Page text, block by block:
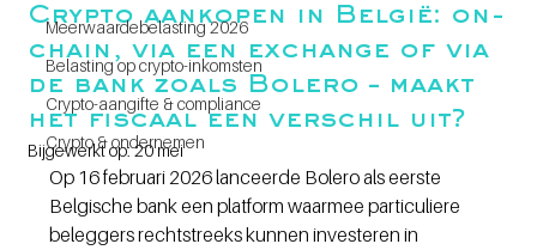
Meerwaardebelasting 2026
Belasting op crypto-inkomsten
Crypto-aangifte & compliance
Crypto & ondernemen
Crypto aankopen in België: on-
chain, via een exchange of via
de bank zoals Bolero – maakt
het fiscaal een verschil uit?
Bijgewerkt op:20 mei
Op 16 februari 2026 lanceerde Bolero als eerste
Belgische bank een platform waarmee particuliere
beleggers rechtstreeks kunnen investeren in